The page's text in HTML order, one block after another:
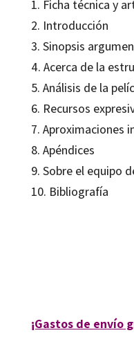
1. Ficha técnica y
2. Introducción
3. Sinopsis
4. Acerca de la
5. Análisis de la
6. Recursos
7. Aproximaciones
8. Apéndices
9. Sobre el equipo
10. Bibliografía
¡Gastos de envío